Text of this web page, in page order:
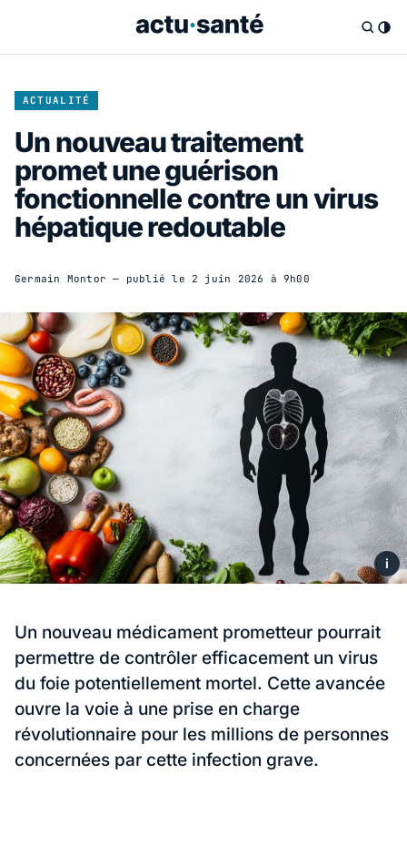
ACTUALITÉ
Un nouveau traitement
promet une guérison
fonctionnelle contre un virus
hépatique redoutable
Germain Montor — publié le 2 juin 2026 à 9h00
i
Un nouveau médicament prometteur pourrait
permettre de contrôler efficacement un virus
du foie potentiellement mortel. Cette avancée
ouvre la voie à une prise en charge
révolutionnaire pour les millions de personnes
concernées par cette infection grave.